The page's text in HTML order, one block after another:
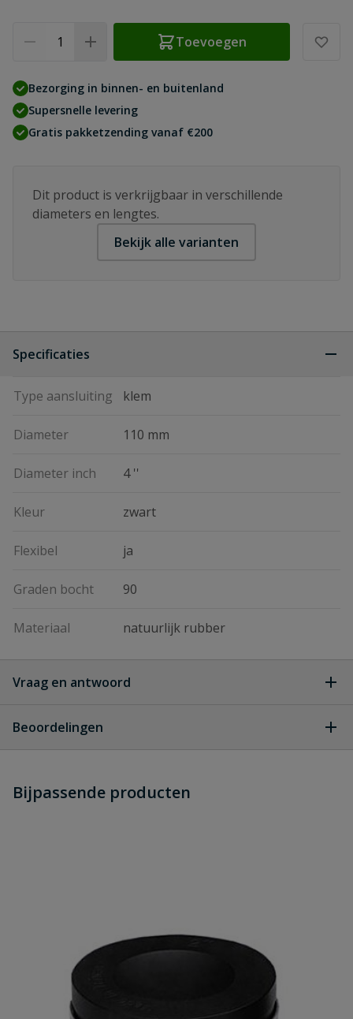
Toevoegen
Bezorging in binnen- en buitenland
Supersnelle levering
Gratis pakketzending vanaf €200
Dit product is verkrijgbaar in verschillende
diameters en lengtes.
Bekijk alle varianten
Specificaties
Type aansluiting klem
Diameter 110 mm
Diameter inch 4 ''
Kleur zwart
Flexibel ja
Graden bocht 90
Materiaal natuurlijk rubber
Vraag en antwoord
dit product?
Beoordelingen
Schrijf zelf een beoordeling
Bijpassende producten